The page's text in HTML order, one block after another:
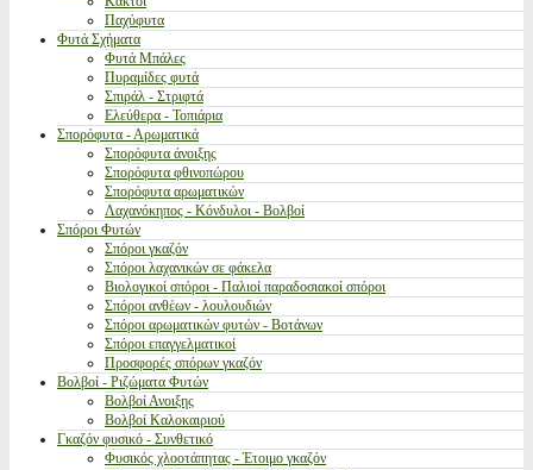
Παχύφυτα
Φυτά Σχήματα
Φυτά Μπάλες
Πυραμίδες φυτά
Σπιράλ - Στριφτά
Ελεύθερα - Τοπιάρια
Σπορόφυτα - Αρωματικά
Σπορόφυτα άνοιξης
Σπορόφυτα φθινοπώρου
Σπορόφυτα αρωματικών
Λαχανόκηπος - Κόνδυλοι - Βολβοί
Σπόροι Φυτών
Σπόροι γκαζόν
Σπόροι λαχανικών σε φάκελα
Βιολογικοί σπόροι - Παλιοί παραδοσιακοί σπόροι
Σπόροι ανθέων - λουλουδιών
Σπόροι αρωματικών φυτών - Βοτάνων
Σπόροι επαγγελματικοί
Προσφορές σπόρων γκαζόν
Βολβοί - Ριζώματα Φυτών
Βολβοί Ανοιξης
Βολβοί Καλοκαιριού
Γκαζόν φυσικό - Συνθετικό
Φυσικός χλοοτάπητας - Έτοιμο γκαζόν